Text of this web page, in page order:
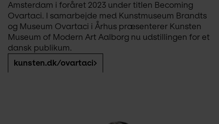
Amsterdam i foråret 2023 under titlen Becoming
Ovartaci. I samarbejde med Kunstmuseum Brandts
og Museum Ovartaci i Århus præsenterer Kunsten
Museum of Modern Art Aalborg nu udstillingen for et
dansk publikum.
kunsten.dk/ovartaci